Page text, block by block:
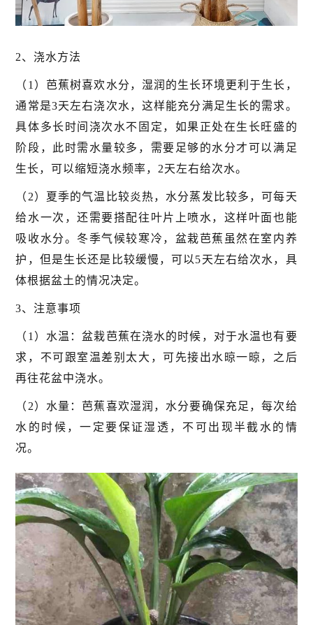
2、浇水方法
（1）芭蕉树喜欢水分，湿润的生长环境更利于生长，
通常是3天左右浇次水，这样能充分满足生长的需求。
具体多长时间浇次水不固定，如果正处在生长旺盛的
阶段，此时需水量较多，需要足够的水分才可以满足
生长，可以缩短浇水频率，2天左右给次水。
（2）夏季的气温比较炎热，水分蒸发比较多，可每天
给水一次，还需要搭配往叶片上喷水，这样叶面也能
吸收水分。冬季气候较寒冷，盆栽芭蕉虽然在室内养
护，但是生长还是比较缓慢，可以5天左右给次水，具
体根据盆土的情况决定。
3、注意事项
（1）水温：盆栽芭蕉在浇水的时候，对于水温也有要
求，不可跟室温差别太大，可先接出水晾一晾，之后
再往花盆中浇水。
（2）水量：芭蕉喜欢湿润，水分要确保充足，每次给
水的时候，一定要保证湿透，不可出现半截水的情
况。